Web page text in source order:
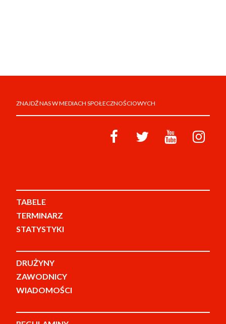
ZNAJDŹ NAS W MEDIACH SPOŁECZNOŚCIOWYCH
TABELE
TERMINARZ
STATYSTYKI
DRUŻYNY
ZAWODNICY
WIADOMOŚCI